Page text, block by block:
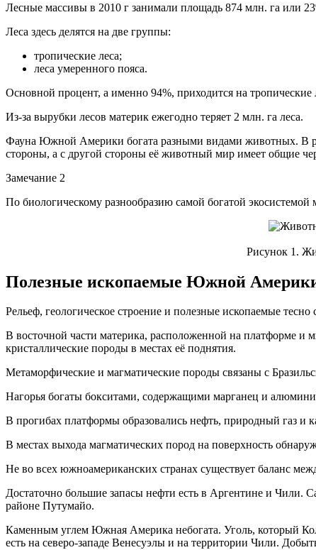
Лесные массивы в 2010 г занимали площадь 874 млн. га или
Леса здесь делятся на две группы:
тропические леса;
леса умеренного пояса.
Основной процент, а именно 94%, приходится на
Из-за вырубки лесов материк ежегодно теряет 2 млн. га леса.
Фауна Южной Америки богата разными видами животных. В
стороны, а с другой стороны её животный мир имеет общие
Замечание 2
По биологическому разнообразию самой богатой
Рисунок 1.
Полезные ископаемые Южной
Рельеф, геологическое строение и полезные ископаемые
В восточной части материка, расположенной на платформе и
кристаллические породы в местах её поднятия.
Метаморфические и магматические породы связаны с
Нагорья богаты бокситами, содержащими марганец и
В прогибах платформы образовались нефть, природный газ и
В местах выхода магматических пород на поверхность
Не во всех южноамериканских странах существует баланс
Достаточно большие запасы нефти есть в Аргентине и Чили.
районе Путумайо.
Каменным углем Южная Америка небогата. Уголь, который
есть на северо-западе Венесуэлы и на территории Чили.